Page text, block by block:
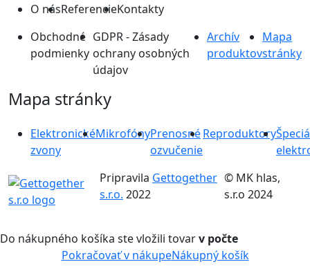
O násReferencieKontakty
Obchodné
podmienky
GDPR - Zásady
ochrany osobných
údajov
Archív
produktov
Mapa
stránky
Mapa stránky
Elektronické
zvony
MikrofónyPrenosné
ozvučenie
Reproduktory
Pripravila Gettogether
s.r.o. 2022
© MK hlas,
s.r.o 2024
Do nákupného košíka ste vložili tovarv počte
Pokračovať v nákupeNákupný košík